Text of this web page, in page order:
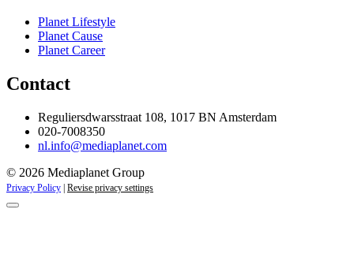
Planet Lifestyle
Planet Cause
Planet Career
Contact
Reguliersdwarsstraat 108, 1017 BN Amsterdam
020-7008350
nl.info@mediaplanet.com
© 2026 Mediaplanet Group
Privacy Policy Revise privacy settings